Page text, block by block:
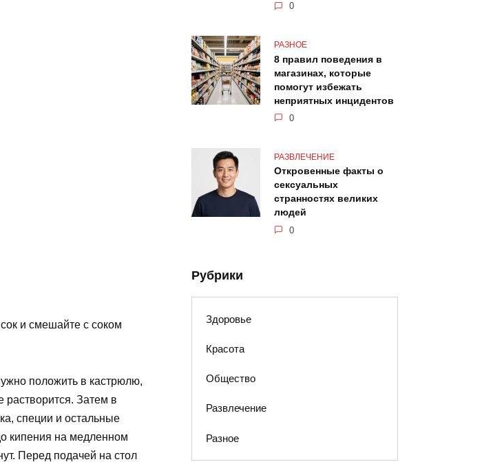
и смешайте с соком
положить в кастрюлю,
растворится. Затем в
специи и остальные
кипения на медленном
Перед подачей на стол
0
РАЗНОЕ
8 правил поведения в
магазинах, которые
помогут избежать
неприятных инцидентов
0
РАЗВЛЕЧЕНИЕ
Откровенные факты о
сексуальных
странностях великих
людей
0
Рубрики
Здоровье
Красота
Общество
Развлечение
Разное